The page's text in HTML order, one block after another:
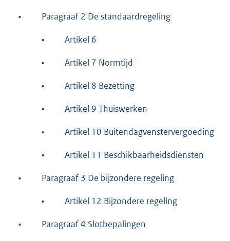
• Paragraaf 2 De standaardregeling
• Artikel 6
• Artikel 7 Normtijd
• Artikel 8 Bezetting
• Artikel 9 Thuiswerken
• Artikel 10 Buitendagvenstervergoeding
• Artikel 11 Beschikbaarheidsdiensten
• Paragraaf 3 De bijzondere regeling
• Artikel 12 Bijzondere regeling
• Paragraaf 4 Slotbepalingen